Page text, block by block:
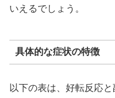
いえるでしょう。
具体的な症状の特徴
以下の表は、好転反応